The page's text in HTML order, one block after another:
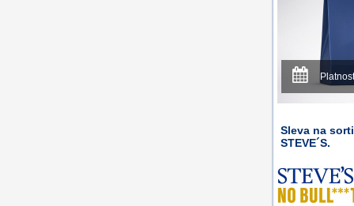
Sleva na
STEVE´S.